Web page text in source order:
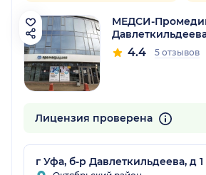
МЕДСИ-
4.4 5 отзывов
Лицензия проверена
г Уфа, б-р Давлеткильдеева, д 1